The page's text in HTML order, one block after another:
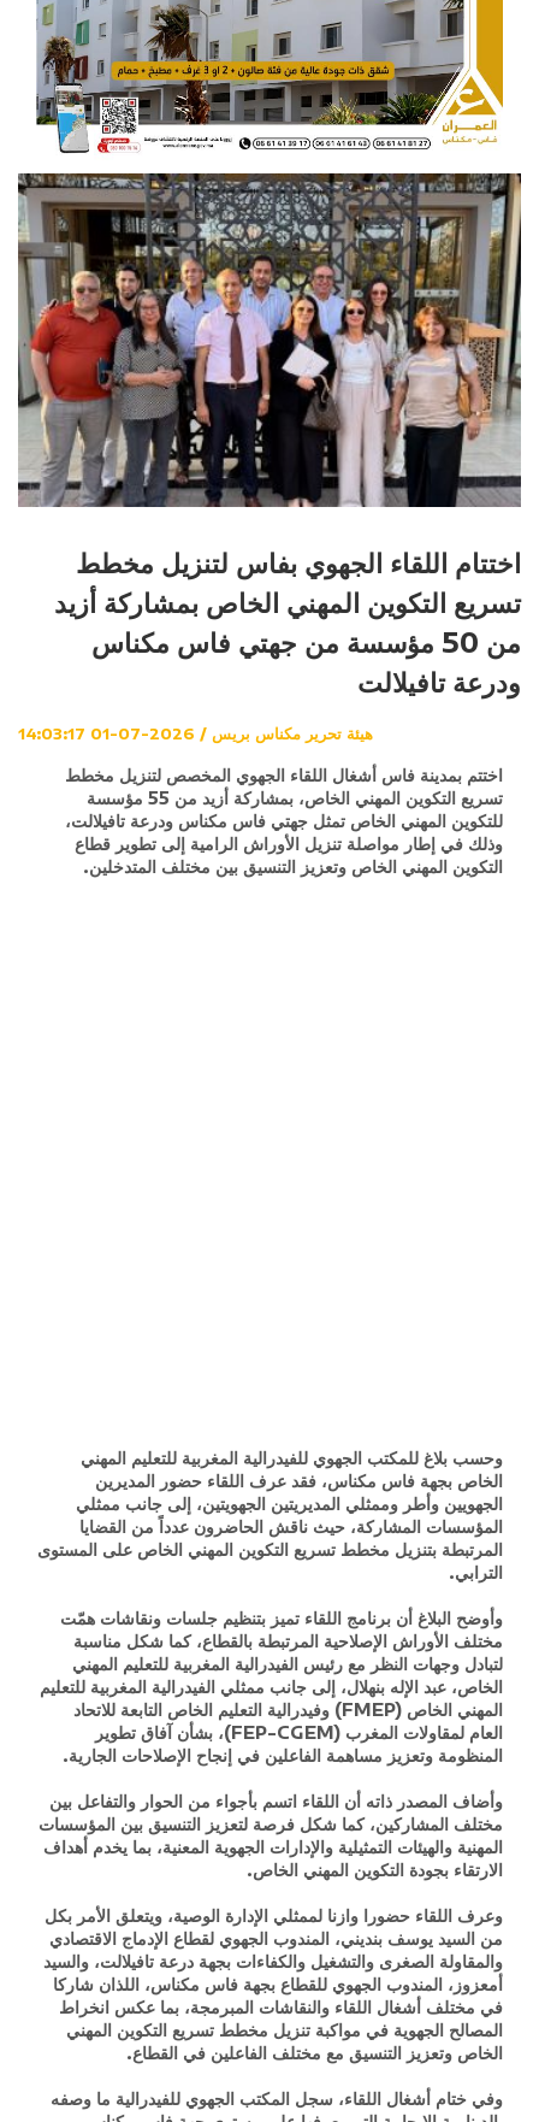
اختتام اللقاء الجهوي بفاس لتنزيل مخطط
تسريع التكوين المهني الخاص بمشاركة أزيد
من 50 مؤسسة من جهتي فاس مكناس
ودرعة تافيلالت
هيئة تحرير مكناس بريس / 2026-07-01 14:03:17
اختتم بمدينة فاس أشغال اللقاء الجهوي المخصص لتنزيل مخطط
تسريع التكوين المهني الخاص، بمشاركة أزيد من 55 مؤسسة
للتكوين المهني الخاص تمثل جهتي فاس مكناس ودرعة تافيلالت،
وذلك في إطار مواصلة تنزيل الأوراش الرامية إلى تطوير قطاع
التكوين المهني الخاص وتعزيز التنسيق بين مختلف المتدخلين.
وحسب بلاغ للمكتب الجهوي للفيدرالية المغربية للتعليم المهني
الخاص بجهة فاس مكناس، فقد عرف اللقاء حضور المديرين
الجهويين وأطر وممثلي المديريتين الجهويتين، إلى جانب ممثلي
المؤسسات المشاركة، حيث ناقش الحاضرون عدداً من القضايا
المرتبطة بتنزيل مخطط تسريع التكوين المهني الخاص على المستوى
الترابي.
وأوضح البلاغ أن برنامج اللقاء تميز بتنظيم جلسات ونقاشات همّت
مختلف الأوراش الإصلاحية المرتبطة بالقطاع، كما شكل مناسبة
لتبادل وجهات النظر مع رئيس الفيدرالية المغربية للتعليم المهني
الخاص، عبد الإله بنهلال، إلى جانب ممثلي الفيدرالية المغربية للتعليم
المهني الخاص (FMEP) وفيدرالية التعليم الخاص التابعة للاتحاد
العام لمقاولات المغرب (FEP-CGEM)، بشأن آفاق تطوير
المنظومة وتعزيز مساهمة الفاعلين في إنجاح الإصلاحات الجارية.
وأضاف المصدر ذاته أن اللقاء اتسم بأجواء من الحوار والتفاعل بين
مختلف المشاركين، كما شكل فرصة لتعزيز التنسيق بين المؤسسات
المهنية والهيئات التمثيلية والإدارات الجهوية المعنية، بما يخدم أهداف
الارتقاء بجودة التكوين المهني الخاص.
وعرف اللقاء حضورا وازنا لممثلي الإدارة الوصية، ويتعلق الأمر بكل
من السيد يوسف بنديني، المندوب الجهوي لقطاع الإدماج الاقتصادي
والمقاولة الصغرى والتشغيل والكفاءات بجهة درعة تافيلالت، والسيد
أمعزوز، المندوب الجهوي للقطاع بجهة فاس مكناس، اللذان شاركا
في مختلف أشغال اللقاء والنقاشات المبرمجة، بما عكس انخراط
المصالح الجهوية في مواكبة تنزيل مخطط تسريع التكوين المهني
الخاص وتعزيز التنسيق مع مختلف الفاعلين في القطاع.
وفي ختام أشغال اللقاء، سجل المكتب الجهوي للفيدرالية ما وصفه